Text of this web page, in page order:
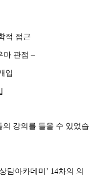
적 접근
마 관점 –
입
강의를 들을 수 있었습
담아카데미’ 14차의 의